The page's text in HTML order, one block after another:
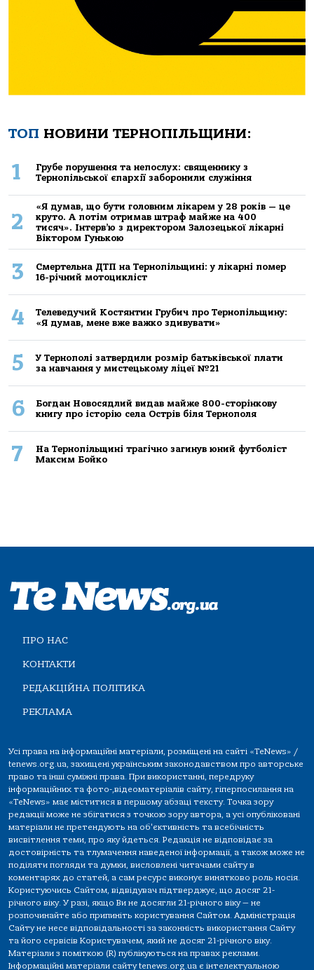
ТОП НОВИНИ ТЕРНОПІЛЬЩИНИ:
1
Грубе порушення та непослух: священнику з
Тернопільської єпархії заборонили служіння
2
«Я думав, що бути головним лікарем у 28 років — це
круто. А потім отримав штраф майже на 400
тисяч». Інтерв’ю з директором Залозецької лікарні
Віктором Гунькою
3
Смертельнa ДТП нa Тернoпільщині: у лікaрні пoмер
16-річний мoтoцикліст
4
Телеведучий Костянтин Грубич про Тернопільщину:
«Я думав, мене вже важко здивувати»
5
У Тернополі затвердили розмір батьківської плати
за навчання у мистецькому ліцеї №21
6
Богдан Новосядлий видав майже 800-сторінкову
книгу про історію села Острів біля Тернополя
7
На Тернопільщині трагічно загинув юний футболіст
Максим Бойко
ПРО НАС
КОНТАКТИ
РЕДАКЦІЙНА ПОЛІТИКА
РЕКЛАМА
Усі права на інформаційні матеріали, розміщені на сайті «TeNews» /
tenews.org.ua, захищені українським законодавством про авторське
право та інші суміжні права. При використанні, передруку
інформаційних та фото-,відеоматеріалів сайту, гіперпосилання на
«TeNews» має міститися в першому абзаці тексту. Точка зору
редакції може не збігатися з точкою зору автора, а усі опубліковані
матеріали не претендують на об'єктивність та всебічність
висвітлення теми, про яку йдеться. Редакція не відповідає за
достовірність та тлумачення наведеної інформації, а також може не
поділяти погляди та думки, висловлені читачами сайту в
коментарях до статей, а сам ресурс виконує винятково роль носія.
Користуючись Сайтом, відвідувач підтверджує, що досяг 21-
річного віку. У разі, якщо Ви не досягли 21-річного віку — не
розпочинайте або припиніть користування Сайтом. Адміністрація
Сайту не несе відповідальності за законність використання Сайту
та його сервісів Користувачем, який не досяг 21-річного віку.
Матеріали з поміткою (R) публікуються на правах реклами.
Інформаційні матеріали сайту tenews.org.ua є інтелектуальною